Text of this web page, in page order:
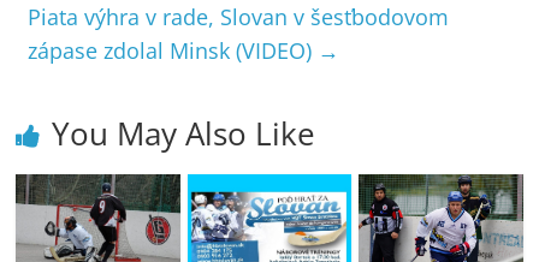
Piata výhra v rade, Slovan v šesťbodovom
zápase zdolal Minsk (VIDEO) →
You May Also Like